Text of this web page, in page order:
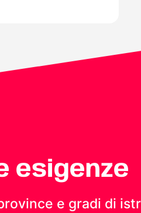
esigenze
e gradi di